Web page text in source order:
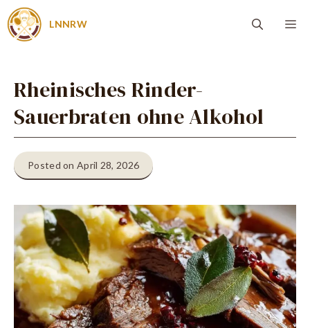
Zum
Inhalt
LNNRW
Rheinisches Rinder-
Sauerbraten ohne Alkohol
Posted on April 28, 2026